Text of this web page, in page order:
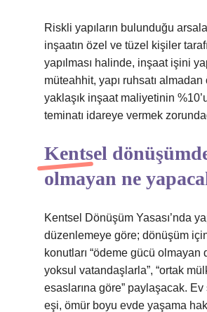
Riskli yapıların bulunduğu
inşaatın özel ve tüzel kişiler
yapılması halinde, inşaat işini
müteahhit, yapı ruhsatı almadan
yaklaşık inşaat maliyetinin
teminatı idareye vermek
Kentsel
olmayan ne
Kentsel Dönüşüm Yasası’nda
düzenlemeye göre; dönüşüm
konutları “ödeme gücü olmayan
yoksul vatandaşlarla”, “ortak
esaslarına göre” paylaşacak.
eşi, ömür boyu evde yaşama